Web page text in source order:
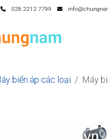
028 2212 7799
biến áp các loại Máy